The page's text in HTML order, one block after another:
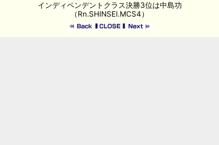
インディペンデントクラス決勝3位は中島功
（Rn.SHINSEI.MCS4）